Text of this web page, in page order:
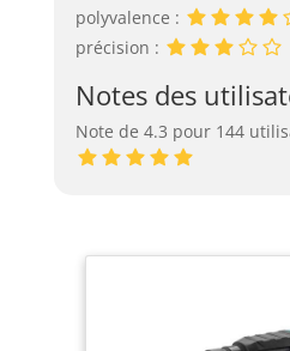
polyvalence :
précision :
Notes des
Note de 4.3 pour 144